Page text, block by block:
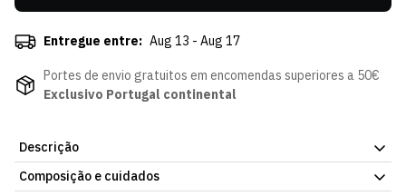
Entregue entre: Aug 13 - Aug 17
Portes de envio gratuitos em encomendas superiores a 50€
Exclusivo Portugal continental
Descrição
Havaianas Verde Claro Leão, acessório da Loja Verde Online.
Composição e cuidados